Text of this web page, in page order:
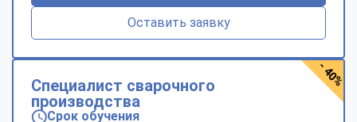
Оставить заявку
Специалист сварочного
производства
Срок обучения
- 40%